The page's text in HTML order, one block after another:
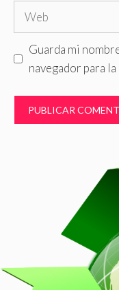
Web
Guarda mi
navegador para